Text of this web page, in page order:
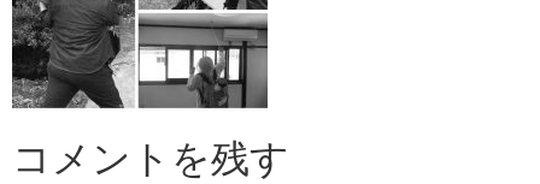
コメントを残す